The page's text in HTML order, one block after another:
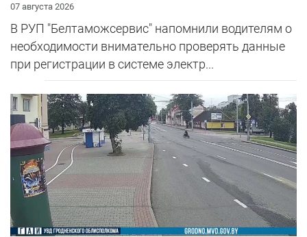
07 августа 2026
В РУП "Белтаможсервис" напомнили водителям о
необходимости внимательно проверять данные
при регистрации в системе электр...